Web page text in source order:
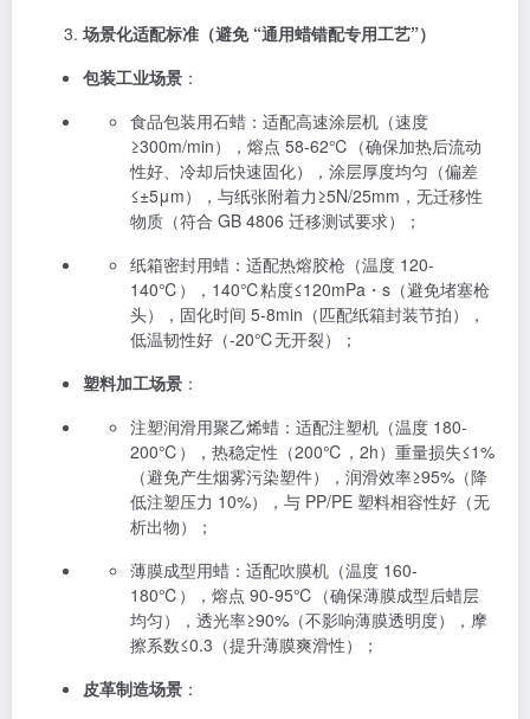
场景化适配标准（避免 “通用蜡错配专用工艺”）
包装工业场景 ：
食品包装用石蜡：适配高速涂层机（速度
≥300m/min），熔点 58-62℃（确保加热后流动
性好、冷却后快速固化），涂层厚度均匀（偏差
≤±5μm），与纸张附着力≥5N/25mm，无迁移性
物质（符合 GB 4806 迁移测试要求）；
纸箱密封用蜡：适配热熔胶枪（温度 120-
140℃），140℃粘度≤120mPa・s（避免堵塞枪
头），固化时间 5-8min（匹配纸箱封装节拍），
低温韧性好（-20℃无开裂）；
塑料加工场景 ：
注塑润滑用聚乙烯蜡：适配注塑机（温度 180-
200℃），热稳定性（200℃，2h）重量损失≤1%
（避免产生烟雾污染塑件），润滑效率≥95%（降
低注塑压力 10%），与 PP/PE 塑料相容性好（无
析出物）；
薄膜成型用蜡：适配吹膜机（温度 160-
180℃），熔点 90-95℃（确保薄膜成型后蜡层
均匀），透光率≥90%（不影响薄膜透明度），摩
擦系数≤0.3（提升薄膜爽滑性）；
皮革制造场景 ：